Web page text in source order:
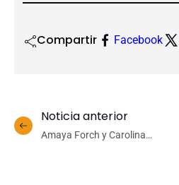
Compartir Facebook
Noticia anterior
Amaya Forch y Carolina